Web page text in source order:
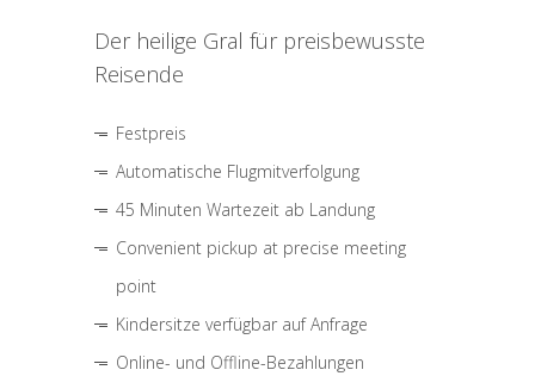
Der heilige Gral für preisbewusste
Reisende
Festpreis
Automatische Flugmitverfolgung
45 Minuten Wartezeit ab Landung
Convenient pickup at precise meeting
point
Kindersitze verfügbar auf Anfrage
Online- und Offline-Bezahlungen